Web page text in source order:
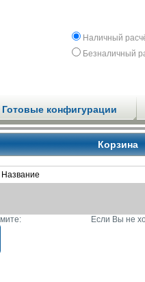
Наличный
Безналичный
Готовые конфигурации
Корзина
Название
Если Вы не